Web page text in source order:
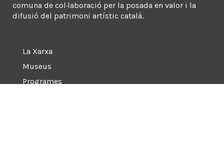
comuna de col·laboració per la posada en valor i la
difusió del patrimoni artístic català.
La Xarxa
Museus
Programes